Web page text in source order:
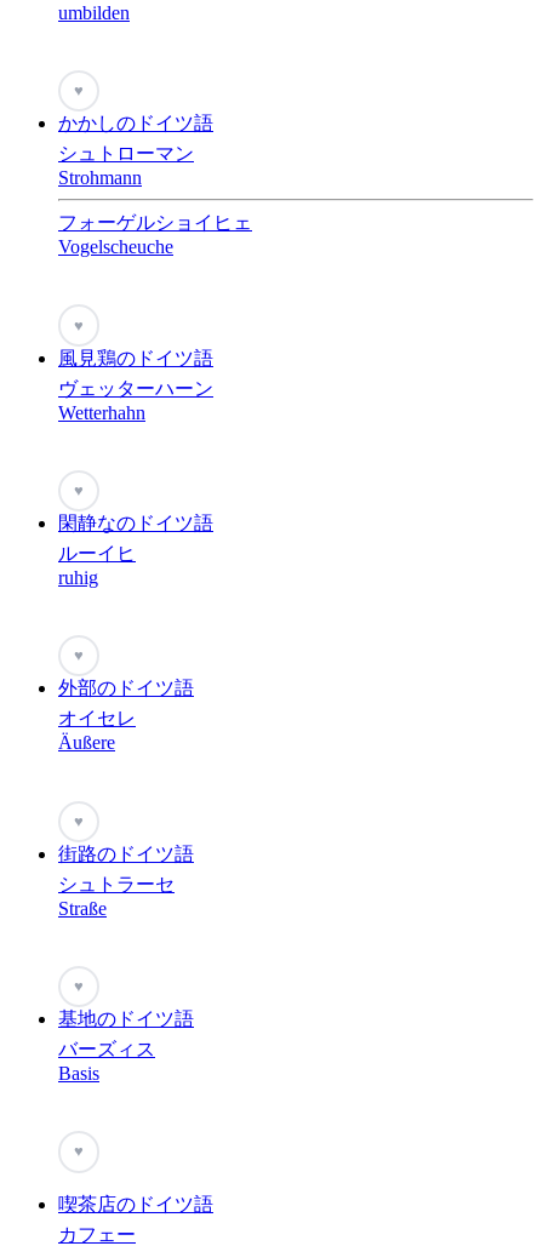
umbilden
♥
かかしのドイツ語
シュトローマン
Strohmann
フォーゲルショイヒェ
Vogelscheuche
♥
風見鶏のドイツ語
ヴェッターハーン
Wetterhahn
♥
閑静なのドイツ語
ルーイヒ
ruhig
♥
外部のドイツ語
オイセレ
Äußere
♥
街路のドイツ語
シュトラーセ
Straße
♥
基地のドイツ語
バーズィス
Basis
♥
喫茶店のドイツ語
カフェー